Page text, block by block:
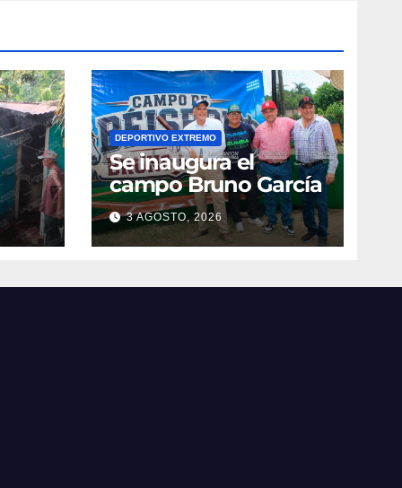
DEPORTIVO EXTREMO
Se inaugura el
campo Bruno García
3 AGOSTO, 2026